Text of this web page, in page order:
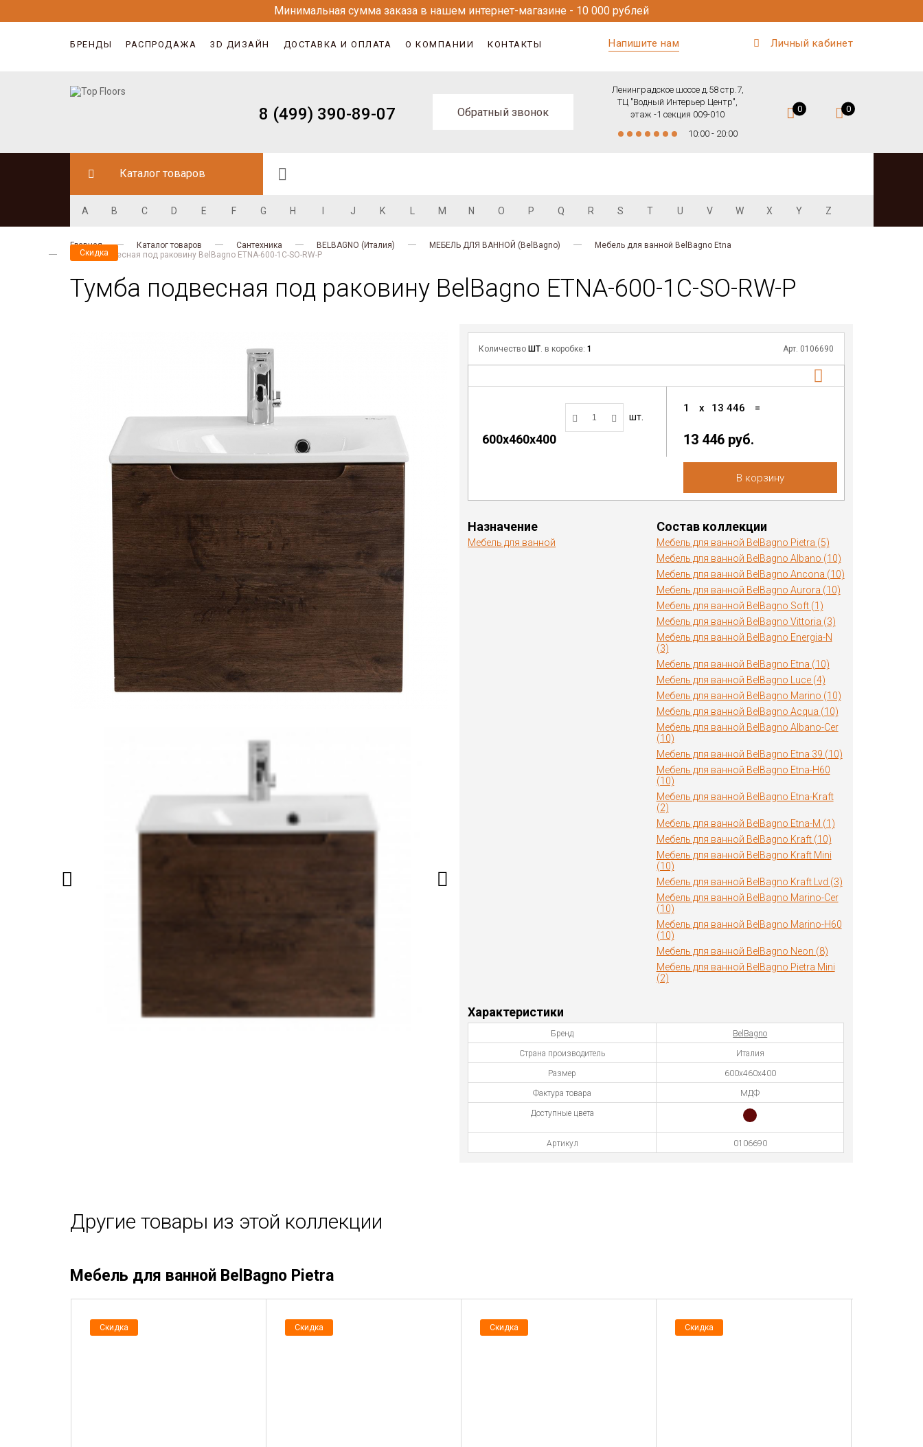
Минимальная сумма заказа в нашем интернет-магазине - 10 000 рублей
БРЕНДЫ РАСПРОДАЖА 3D ДИЗАЙН ДОСТАВКА И ОПЛАТА О КОМПАНИИ КОНТАКТЫ Напишите нам Личный кабинет
8 (499) 390-89-07 Обратный звонок
Ленинградское шоссе д.58 стр.7,
ТЦ "Водный Интерьер Центр",
этаж -1 секция 009-010
10:00 - 20:00
0 0
Каталог товаров
A B C D E F G H J K M N O P Q R S T U V W X Y Z
Главная Каталог товаров Сантехника BELBAGNO (Италия) МЕБЕЛЬ ДЛЯ ВАННОЙ (BelBagno)
Мебель для ванной BelBagno Etna
Тумба подвесная под раковину BelBagno ETNA-600-1C-SO-RW-P
Тумба подвесная под раковину BelBagno ETNA-600-1C-SO-RW-P
Скидка
Количество ШТ. в коробке:1 Арт. 0106690
600х460х400
шт.
1 x 13 446 =
13 446 руб.
В корзину
Назначение
Мебель для ванной
Состав коллекции
Мебель для ванной BelBagno Pietra (5)
Мебель для ванной BelBagno Albano (10)
Мебель для ванной BelBagno Ancona (10)
Мебель для ванной BelBagno Aurora (10)
Мебель для ванной BelBagno Soft (1)
Мебель для ванной BelBagno Vittoria (3)
Мебель для ванной BelBagno Energia-N
(3)
Мебель для ванной BelBagno Etna (10)
Мебель для ванной BelBagno Luce (4)
Мебель для ванной BelBagno Marino (10)
Мебель для ванной BelBagno Acqua (10)
Мебель для ванной BelBagno Albano-Cer
(10)
Мебель для ванной BelBagno Etna 39 (10)
Мебель для ванной BelBagno Etna-H60
(10)
Мебель для ванной BelBagno Etna-Kraft
(2)
Мебель для ванной BelBagno Etna-M (1)
Мебель для ванной BelBagno Kraft (10)
Мебель для ванной BelBagno Kraft Mini
(10)
Мебель для ванной BelBagno Kraft Lvd (3)
Мебель для ванной BelBagno Marino-Cer
(10)
Мебель для ванной BelBagno Marino-H60
(10)
Мебель для ванной BelBagno Neon (8)
Мебель для ванной BelBagno Pietra Mini
(2)
Характеристики
Бренд BelBagno
Страна производитель Италия
Размер 600х460х400
Фактура товара МДФ
Доступные цвета
Артикул 0106690
Другие товары из этой коллекции
Мебель для ванной BelBagno Pietra
Скидка Скидка Скидка Скидка